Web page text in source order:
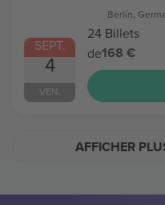
SEPT.
4
VEN.
Berlin,
24 Billets
de168 €
AFFICHER